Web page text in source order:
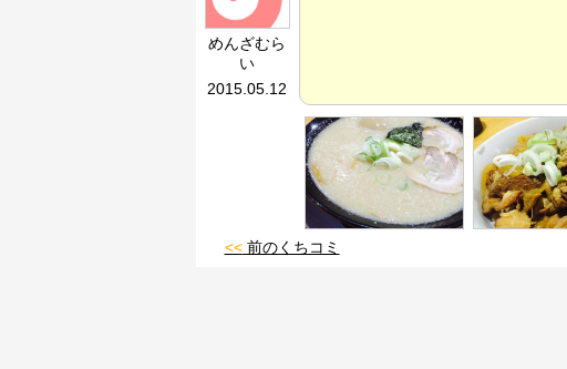
めんざむら
い
2015.05.12
<<前のくちコミ